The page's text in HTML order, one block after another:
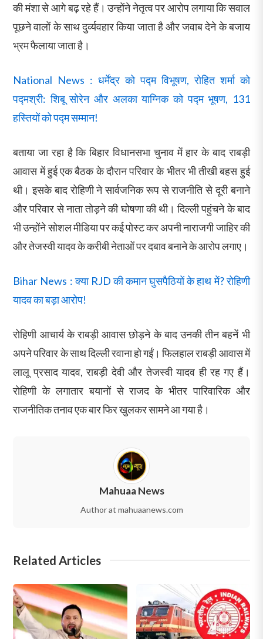
की मंशा से आगे बढ़ रहे हैं। उन्होंने नेतृत्व पर आरोप लगाया कि सवाल
पूछने वालों के साथ दुर्व्यवहार किया जाता है और जवाब देने के बजाय
भ्रम फैलाया जाता है।
National News : धर्मेंद्र को पद्म विभूषण, रोहित शर्मा को
पद्मश्री: शिबू सोरेन और अलका याग्निक को पद्म भूषण, 131
हस्तियों को पद्म सम्मान!
बताया जा रहा है कि बिहार विधानसभा चुनाव में हार के बाद राबड़ी
आवास में हुई एक बैठक के दौरान परिवार के भीतर भी तीखी बहस हुई
थी। इसके बाद रोहिणी ने सार्वजनिक रूप से राजनीति से दूरी बनाने
और परिवार से नाता तोड़ने की घोषणा की थी। दिल्ली पहुंचने के बाद
भी उन्होंने सोशल मीडिया पर कई पोस्ट कर अपनी नाराजगी जाहिर की
और तेजस्वी यादव के करीबी नेताओं पर दबाव बनाने के आरोप लगाए।
Bihar News : क्या RJD की कमान घुसपैठियों के हाथ में? रोहिणी
यादव का बड़ा आरोप!
रोहिणी आचार्य के राबड़ी आवास छोड़ने के बाद उनकी तीन बहनें भी
अपने परिवार के साथ दिल्ली रवाना हो गईं। फिलहाल राबड़ी आवास में
लालू प्रसाद यादव, राबड़ी देवी और तेजस्वी यादव ही रह गए हैं।
रोहिणी के लगातार बयानों से राजद के भीतर पारिवारिक और
राजनीतिक तनाव एक बार फिर खुलकर सामने आ गया है।
Mahuaa News
Author at mahuaanews.com
Related Articles